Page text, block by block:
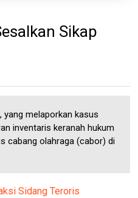
Sikap
yang melaporkan kasus
inventaris keranah hukum
cabang olahraga (cabor) di
Sidang Teroris